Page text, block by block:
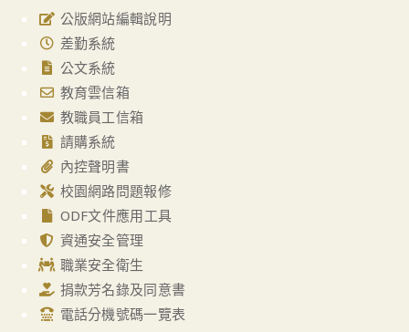
公版網站編輯說明
差勤系統
公文系統
教育雲信箱
教職員工信箱
請購系統
內控聲明書
校園網路問題報修
ODF文件應用工具
資通安全管理
職業安全衛生
捐款芳名錄及同意書
電話分機號碼一覽表